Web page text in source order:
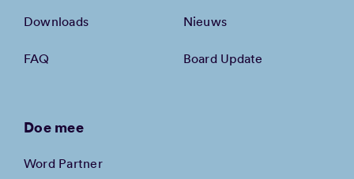
Downloads
FAQ
Nieuws
Board Update
Doe mee
Word Partner